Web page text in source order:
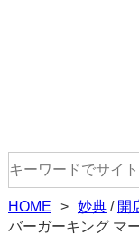
HOME 妙典/ 開
バーガーキング マ